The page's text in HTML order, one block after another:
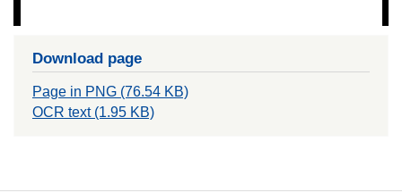
Download page
Page in PNG (76.54 KB)
OCR text (1.95 KB)